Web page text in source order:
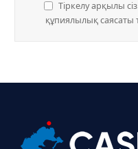
Тіркелу арқылы
құпиялылық саясаты